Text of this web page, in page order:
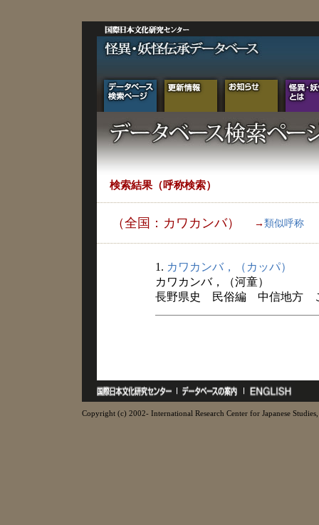
検索結果（呼称検索）
（全国：カワカンバ） → 類似呼称
1. カワカンバ，（カッパ）
カワカンバ，（河童）
長野県史 民俗編 中信地方 こ
Copyright (c) 2002- International Research Center for Japanese